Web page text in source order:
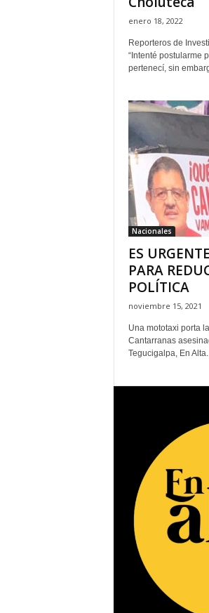
enero 18, 2022
Reporteros de
“Intenté postularme
pertenecí, sin
Nacionales
ES
PARA
POLÍTICA
noviembre 15, 2021
Una mototaxi porta
Cantarranas
Tegucigalpa, En